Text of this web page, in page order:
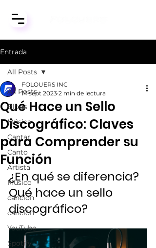
Entrada
All Posts
Blogs
Música
Cantar
Canto
Artista
Músico
cancion
canción
YouTube
Spotify
All Posts
Qué Hace un Sello
Discográfico: Claves
para Comprender su
Función
FOLOUERS INC
14 sept 2023 2 min de lectura
¿En qué se diferencia?
Qué hace un sello
discográfico?